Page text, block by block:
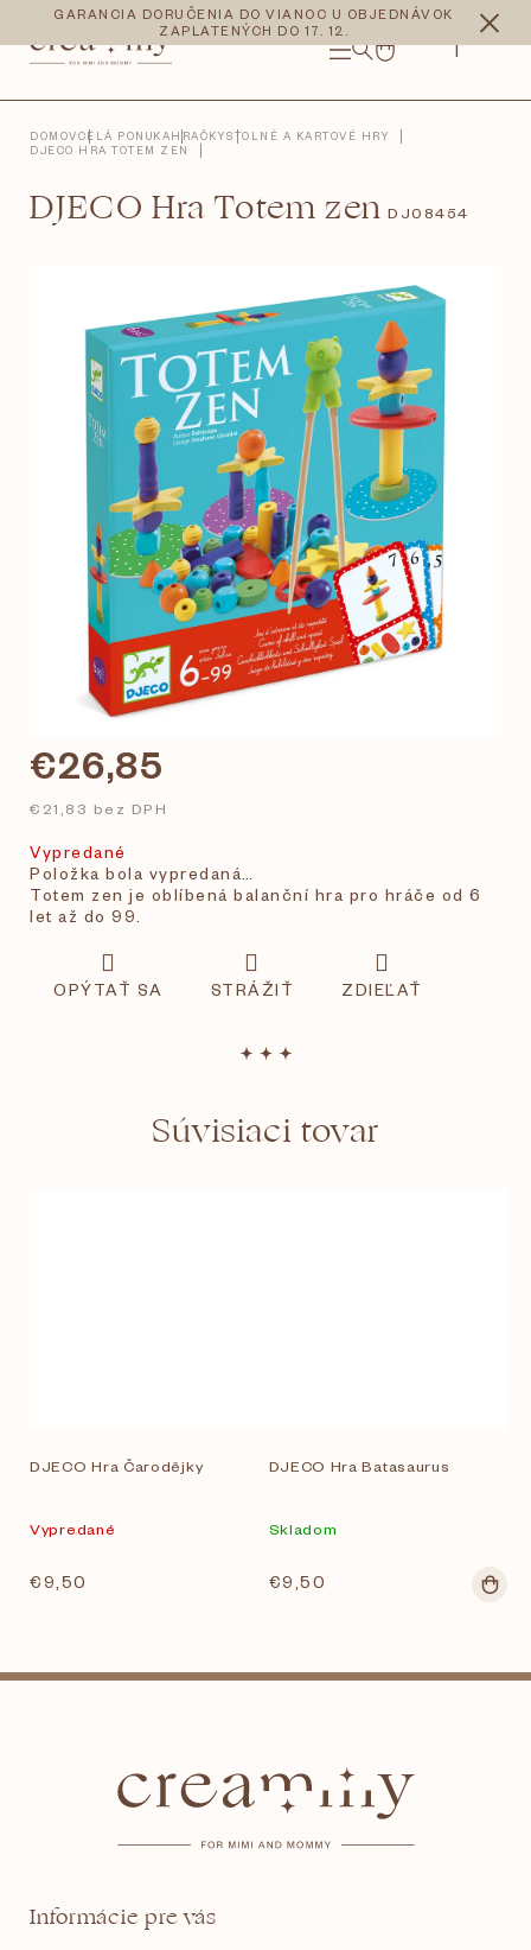
obsah
GARANCIA DORUČENIA DO VIANOC U OBJEDNÁVOK
ZAPLATENÝCH DO 17. 12.
NÁKUPNÝ
CZK EUR
DOMOVCELÁ PONUKAHRAČKYSTOLNÉ A KARTOVÉ HRY
DJECO HRA TOTEM ZEN
DJECO Hra Totem zen DJ08454
€26,85
€21,83 bez DPH
Vypredané
Položka bola vypredaná…
Totem zen je oblíbená balanční hra pro hráče od 6
let až do 99.
OPÝTAŤ SA STRÁŽIŤ ZDIEĽAŤ
Súvisiaci tovar
DJECO Hra Čarodějky
Vypredané
€9,50
DJECO Hra Batasaurus
Skladom
€9,50
Informácie pre vás